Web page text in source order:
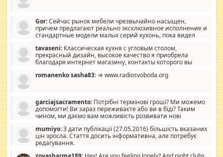
Gor:Сейчас рынок мебели чрезвычайно насыщен,
причем предлагают реально эксклюзивное исполнение и
стандартные модели малых серий кухонь, пока видел
стандартные формы, в MebelOk, креативненько и что главное -
со вкусом все в порядке, без ненужных наворотов удорожающих
мебель, а это не последний фактор.
tavaseni: Классическая кухня с угловым столом,
прекрасный дизайн, высокое качество я приобрела
благодаря интернет магазину, контакты которого вы
romanenko sasha83: ⇒ www.radiosvoboda.org
garciajsacramento: Потрібні термінові гроші? Ми можемо
допомогти! Ви зараз переживаєте або ви в біді? Таким
чином, ми даємо вам можливість розвивати нові
допомагати людям, які намагаються дати їм шанс. Кожен
заслуговує на другий шанс, і, оскільки влада не зможе, вони
повинні приймати від інших. Для нас нема багато суми, і зрілість
mumiyo:З дати публікації (27.05.2016) більшість вказаних
цін зросла. Стаття досить інформативна, але потребує
редагування.